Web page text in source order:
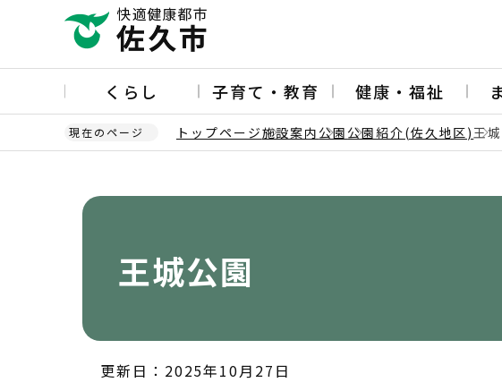
ー
の
くらし 子育て・教育 健康・福祉
現在のページ トップページ施設案内 公園 公園紹介(佐久地区)王
王城公園
更新日：2025年10月27日